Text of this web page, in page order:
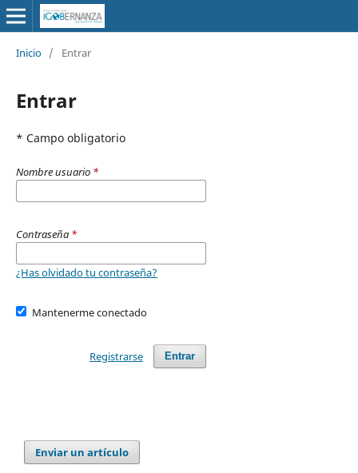
Inicio / Entrar
Entrar
* Campo obligatorio
Nombre usuario *
Contraseña *
¿Has olvidado tu contraseña?
Mantenerme conectado
Entrar
Registrarse
Enviar un artículo